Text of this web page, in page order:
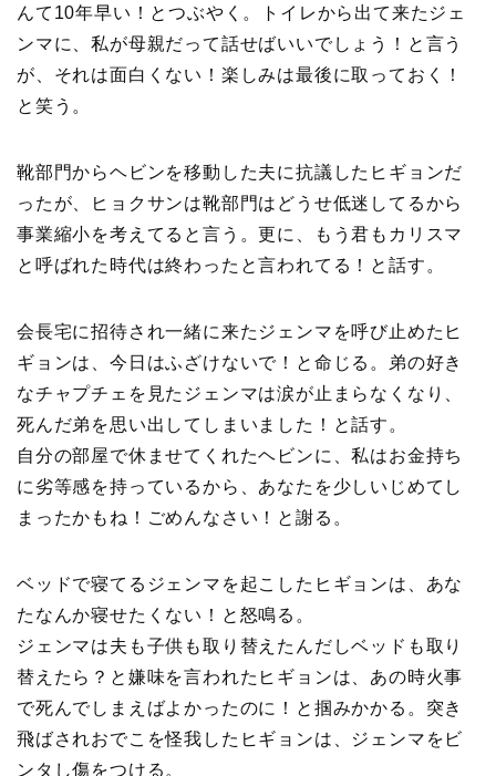
んて10年早い！とつぶやく。トイレから出て来たジェ
ンマに、私が母親だって話せばいいでしょう！と言う
が、それは面白くない！楽しみは最後に取っておく！
と笑う。
靴部門からヘビンを移動した夫に抗議したヒギョンだ
ったが、ヒョクサンは靴部門はどうせ低迷してるから
事業縮小を考えてると言う。更に、もう君もカリスマ
と呼ばれた時代は終わったと言われてる！と話す。
会長宅に招待され一緒に来たジェンマを呼び止めたヒ
ギョンは、今日はふざけないで！と命じる。弟の好き
なチャプチェを見たジェンマは涙が止まらなくなり、
死んだ弟を思い出してしまいました！と話す。
自分の部屋で休ませてくれたヘビンに、私はお金持ち
に劣等感を持っているから、あなたを少しいじめてし
まったかもね！ごめんなさい！と謝る。
ベッドで寝てるジェンマを起こしたヒギョンは、あな
たなんか寝せたくない！と怒鳴る。
ジェンマは夫も子供も取り替えたんだしベッドも取り
替えたら？と嫌味を言われたヒギョンは、あの時火事
で死んでしまえばよかったのに！と掴みかかる。突き
飛ばされおでこを怪我したヒギョンは、ジェンマをビ
ンタし傷をつける。